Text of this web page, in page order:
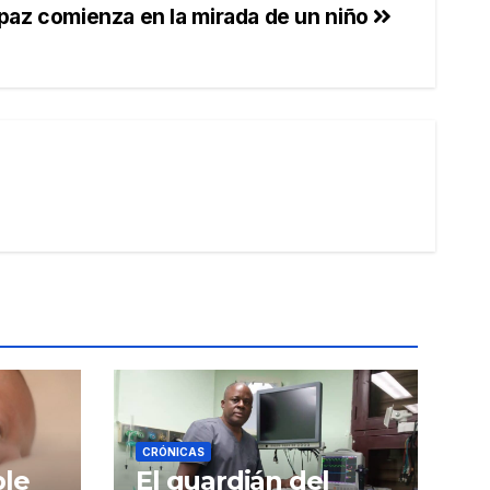
comienza en la mirada de un niño
CRÓNICAS
El guardián del